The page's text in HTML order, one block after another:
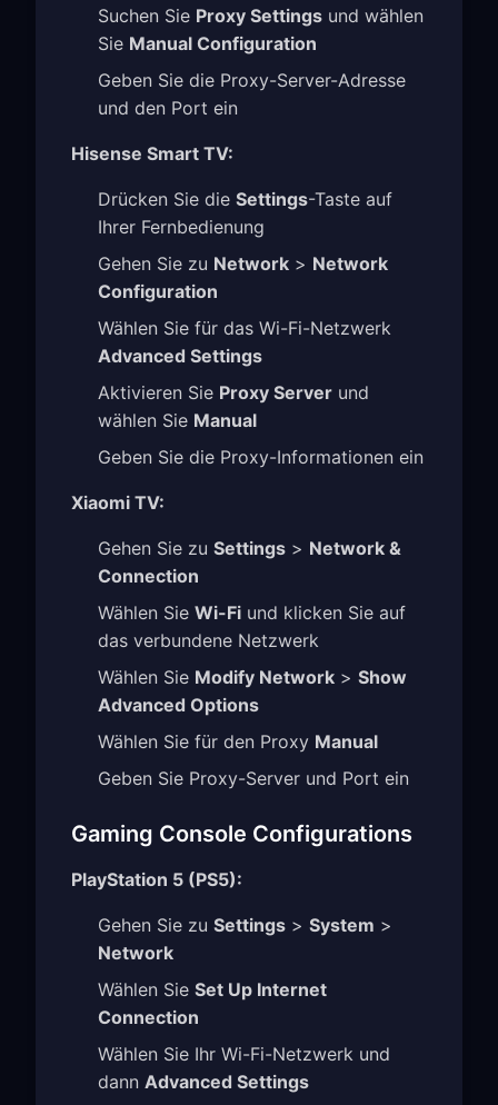
Suchen Sie Proxy Settings und wählen
Sie Manual Configuration
Geben Sie die Proxy-Server-Adresse
und den Port ein
Hisense Smart TV:
Drücken Sie die Settings-Taste auf
Ihrer Fernbedienung
Gehen Sie zu Network > Network
Configuration
Wählen Sie für das Wi-Fi-Netzwerk
Advanced Settings
Aktivieren Sie Proxy Server und
wählen Sie Manual
Geben Sie die Proxy-Informationen ein
Xiaomi TV:
Gehen Sie zu Settings > Network &
Connection
Wählen Sie Wi-Fi und klicken Sie auf
das verbundene Netzwerk
Wählen Sie Modify Network > Show
Advanced Options
Wählen Sie für den Proxy Manual
Geben Sie Proxy-Server und Port ein
Gaming Console Configurations
PlayStation 5 (PS5):
Gehen Sie zu Settings > System >
Network
Wählen Sie Set Up Internet
Connection
Wählen Sie Ihr Wi-Fi-Netzwerk und
dann Advanced Settings